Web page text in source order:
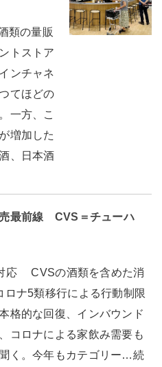
類の量販
トストア
ンチャネ
てほどの
一方、こ
増加した
、日本酒
最前線 CVS＝チューハ
応 CVSの酒類を含めた消
ロナ5類移行による行動制限
格的な回復、インバウンド
コロナによる家飲み需要も
く。今年もカテゴリー…続